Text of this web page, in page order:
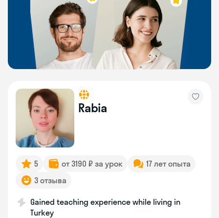
Rabia
5 от 3190 ₽ за урок
17 лет опыта
3 отзыва
Gained teaching experience while living in
Turkey